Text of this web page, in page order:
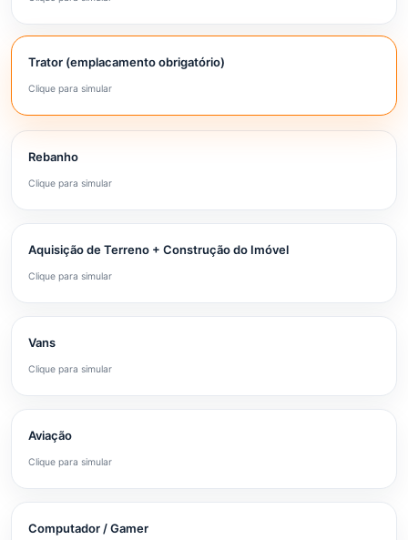
Trator (emplacamento obrigatório)
Clique para simular
Rebanho
Clique para simular
Aquisição de Terreno + Construção do Imóvel
Clique para simular
Vans
Clique para simular
Aviação
Clique para simular
Computador / Gamer